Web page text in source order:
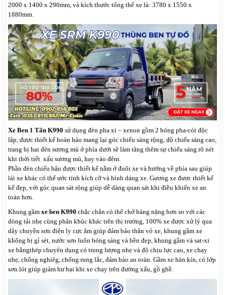
2000 x 1400 x 290mm, và kích thước tổng thể xe là: 3780 x 1550 x
1880mm.
Xe Ben 1 Tấn K990 sử dụng đèn pha xi – xenon gồm 2 bóng pha-cót độc
lập, được thiết kế hoàn hảo mang lại góc chiếu sáng rộng, độ chiếu sáng cao,
trang bị hai đèn sương mù ở phía dưới sẽ làm tăng thêm sự chiếu sáng rõ nét
khi thời tiết xấu sương mù, hay vào đêm.
Phần đèn chiếu hậu được thiết kế nằm ở đuôi xe và hướng về phía sau giúp
lái xe khác có thể ước tính kích cỡ và hình dáng xe. Gương xe được thiết kế
kế đẹp, với góc quan sát rộng giúp dễ dàng quan sát khi điều khiển xe an
toàn hơn.
Khung gầm xe ben K990 chắc chắn có thể chở hàng nặng hơn so với các
dòng tải nhẹ cùng phân khúc khác trên thị trường, 100% xe được xử lý qua
dây chuyền sơn điện ly cực âm giúp đảm bảo thân vỏ xe, khung gầm xe
không bị gỉ sét, nước sơn luôn bóng sáng và bền đẹp,khung gầm và sat-xi
xe bằngthép chuyên dụng có trọng lượng nhẹ và độ chịu lực cao, xe chạy
nhẹ, chống nghiêg, chống rung lắc, đảm bảo an toàn. Gầm xe hàn kín, có lớp
sơn lót giúp giảm hư hại khi xe chạy trên đường xấu, gồ ghề.